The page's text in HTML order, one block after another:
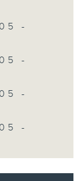
-
-
-
-